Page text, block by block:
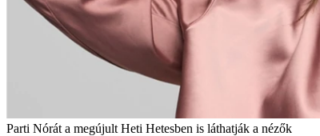
Parti Nórát a megújult Heti Hetesben is láthatják a nézők